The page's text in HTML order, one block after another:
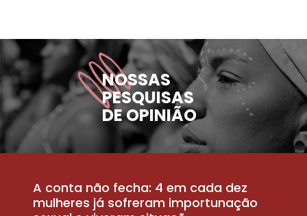
NOSSAS
PESQUISAS
DE OPINIÃO
A conta não fecha: 4 em cada dez
mulheres já sofreram importunação